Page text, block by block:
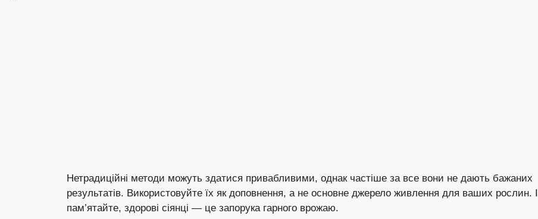
Нетрадиційні методи можуть здатися привабливими, однак частіше за все вони не дають бажаних
результатів. Використовуйте їх як доповнення, а не основне джерело живлення для ваших рослин. І
пам’ятайте, здорові сіянці — це запорука гарного врожаю.